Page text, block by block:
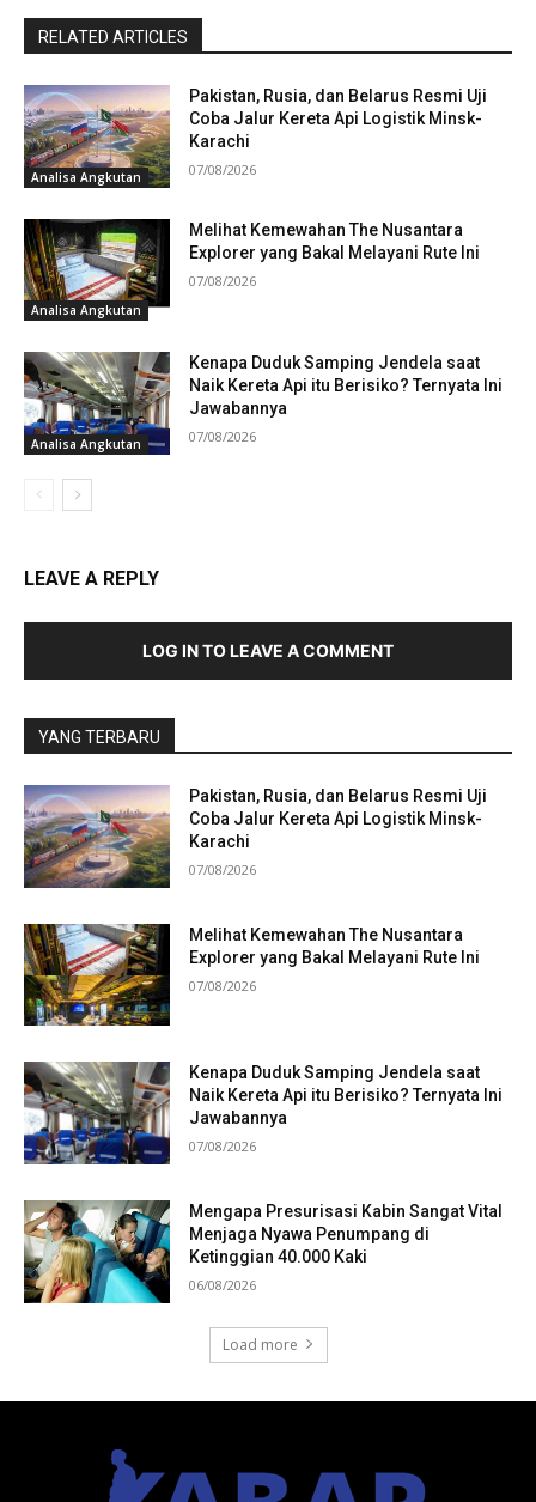
RELATED ARTICLES
Analisa Angkutan
Pakistan, Rusia, dan Belarus Resmi Uji
Coba Jalur Kereta Api Logistik Minsk-
Karachi
07/08/2026
Analisa Angkutan
Melihat Kemewahan The Nusantara
Explorer yang Bakal Melayani Rute Ini
07/08/2026
Analisa Angkutan
Kenapa Duduk Samping Jendela saat
Naik Kereta Api itu Berisiko? Ternyata Ini
Jawabannya
07/08/2026
LEAVE A REPLY
LOG IN TO LEAVE A COMMENT
YANG TERBARU
Pakistan, Rusia, dan Belarus Resmi Uji
Coba Jalur Kereta Api Logistik Minsk-
Karachi
07/08/2026
Melihat Kemewahan The Nusantara
Explorer yang Bakal Melayani Rute Ini
07/08/2026
Kenapa Duduk Samping Jendela saat
Naik Kereta Api itu Berisiko? Ternyata Ini
Jawabannya
07/08/2026
Mengapa Presurisasi Kabin Sangat Vital
Menjaga Nyawa Penumpang di
Ketinggian 40.000 Kaki
06/08/2026
Load more